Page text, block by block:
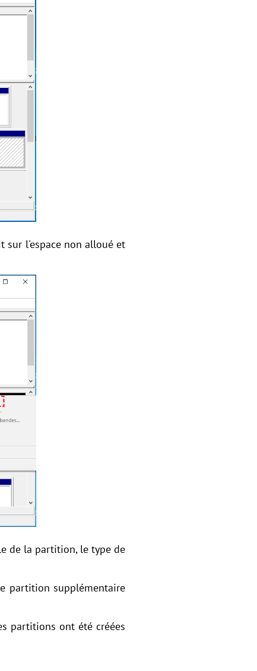
sur l'espace non alloué et
de la partition, le type de
partition supplémentaire
partitions ont été créées